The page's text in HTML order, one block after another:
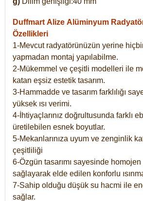
Duffmart Alize Alüminyum
Özellikleri
1-Mevcut radyatörünüzün yerine
yapmadan montaj yapılabilme.
2-Mükemmel ve çeşitli modelleri ile
katan eşsiz estetik tasarım.
3-Hammadde ve tasarım farklılığı
yüksek ısı verimi.
4-İhtiyaçlarınız doğrultusunda farklı
üretilebilen esnek boyutlar.
5-Mekanlarınıza uyum ve zenginlik
çeşitliliği
6-Özgün tasarımı sayesinde homojen
sağlayarak elde edilen konforlu
7-Sahip olduğu düşük su hacmi ile
sağlar.